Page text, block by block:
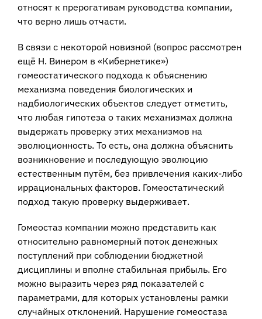
относят к прерогативам руководства компании,
что верно лишь отчасти.
В связи с некоторой новизной (вопрос рассмотрен
ещё Н. Винером в «Кибернетике»)
гомеостатического подхода к объяснению
механизма поведения биологических и
надбиологических объектов следует отметить,
что любая гипотеза о таких механизмах должна
выдержать проверку этих механизмов на
эволюционность. То есть, она должна объяснить
возникновение и последующую эволюцию
естественным путём, без привлечения каких-либо
иррациональных факторов. Гомеостатический
подход такую проверку выдерживает.
Гомеостаз компании можно представить как
относительно равномерный поток денежных
поступлений при соблюдении бюджетной
дисциплины и вполне стабильная прибыль. Его
можно выразить через ряд показателей с
параметрами, для которых установлены рамки
случайных отклонений. Нарушение гомеостаза